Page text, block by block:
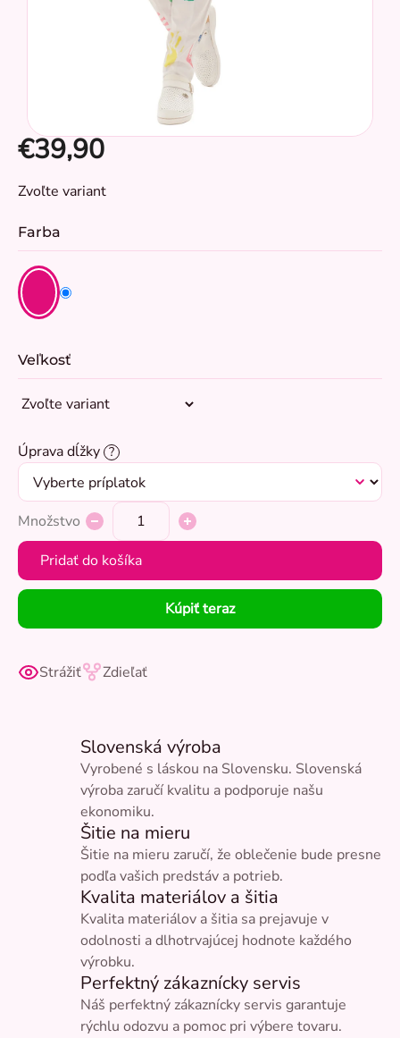
€39,90
Jednotková
Zvoľte variant
Farba
Veľkosť
Úprava dĺžky ?
Množstvo
Pridať do košíka
Kúpiť teraz
Strážiť Zdieľať
Slovenská výroba
Vyrobené s láskou na Slovensku. Slovenská
výroba zaručí kvalitu a podporuje našu
ekonomiku.
Šitie na mieru
Šitie na mieru zaručí, že oblečenie bude presne
podľa vašich predstáv a potrieb.
Kvalita materiálov a šitia
Kvalita materiálov a šitia sa prejavuje v
odolnosti a dlhotrvajúcej hodnote každého
výrobku.
Perfektný zákaznícky servis
Náš perfektný zákaznícky servis garantuje
rýchlu odozvu a pomoc pri výbere tovaru.